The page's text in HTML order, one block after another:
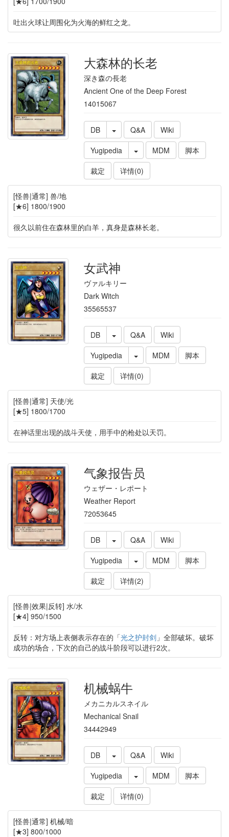
吐出火球让周围化为火海的鲜红之龙。
大森林的长老
深き森の長老
Ancient One of the Deep Forest
14015067
DB Q&A
Wiki
Yugipedia
MDM
脚本
裁定
详情(0)
[怪兽|通常] 兽/地
[★6] 1800/1900
很久以前住在森林里的白羊，真身是森林长老。
女武神
ヴァルキリー
Dark Witch
35565537
DB Q&A
Wiki
Yugipedia
MDM
脚本
裁定
详情(0)
[怪兽|通常] 天使/光
[★5] 1800/1700
在神话里出现的战斗天使，用手中的枪处以天罚。
气象报告员
ウェザー・レポート
Weather Report
72053645
DB Q&A
Wiki
Yugipedia
MDM
脚本
裁定
详情(2)
[怪兽|效果|反转] 水/水
[★4] 950/1500
反转：对方场上表侧表示存在的「光之护封剑」全部破坏。破坏
成功的场合，下次的自己的战斗阶段可以进行2次。
机械蜗牛
メカニカルスネイル
Mechanical Snail
34442949
DB Q&A
Wiki
Yugipedia
MDM
脚本
裁定
详情(0)
[怪兽|通常] 机械/暗
[★3] 800/1000